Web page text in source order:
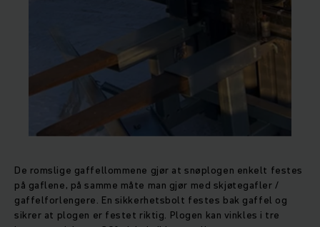
De romslige gaffellommene gjør at snøplogen enkelt festes
på gaflene, på samme måte man gjør med skjøtegafler /
gaffelforlengere. En sikkerhetsbolt festes bak gaffel og
sikrer at plogen er festet riktig. Plogen kan vinkles i tre